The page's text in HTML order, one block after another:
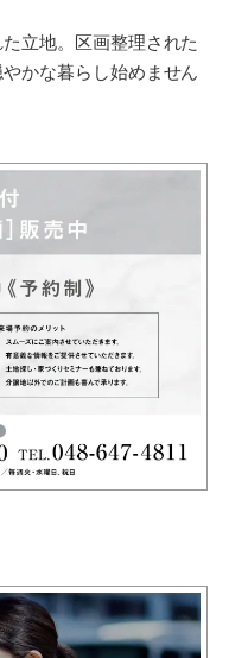
立地。区画整理された
かな暮らし始めません